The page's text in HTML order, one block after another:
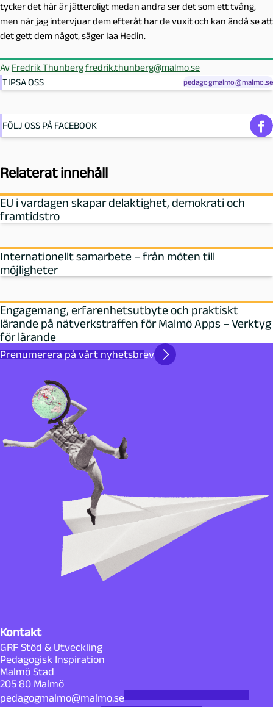
tycker det här är jätteroligt medan andra ser det som ett tvång,
men när jag intervjuar dem efteråt har de vuxit och kan ändå se att
det gett dem något, säger Iaa Hedin.
Av Fredrik Thunbergfredrik.thunberg@malmo.se
TIPSA OSS
pedagogmalmo@malmo.se
FÖLJ OSS PÅ FACEBOOK
Relaterat innehåll
EU i vardagen skapar delaktighet, demokrati och
framtidstro
Internationellt samarbete – från möten till
möjligheter
Engagemang, erfarenhetsutbyte och praktiskt
lärande på nätverksträffen för Malmö Apps – Verktyg
för lärande
Prenumerera på vårt nyhetsbrev
Kontakt
GRF Stöd & Utveckling
Pedagogisk Inspiration
Malmö Stad
205 80 Malmö
pedagogmalmo@malmo.se